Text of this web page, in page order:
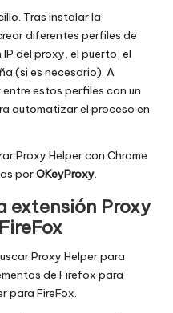
Tras instalar la
diferentes perfiles de
del proxy, el puerto, el
(si es necesario). A
estos perfiles con un
automatizar el proceso en
Proxy Helper con Chrome
porOKeyProxy.
extensión Proxy
Proxy Helper para
de Firefox para
para FireFox.